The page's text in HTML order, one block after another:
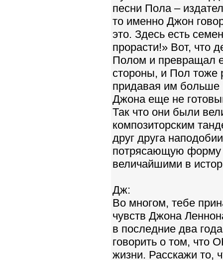
песни Пола –
то именно Джон
это. Здесь есть
прорасти!» Вот, что
Полом и превращал
стороны, и Пол тоже
придавая им больше
Джона еще не
Так что они были
композиторским
друг друга
потрясающую форму
величайшими в
Дж:
Во многом, тебе
чувств Джона
в последние два
говорить о том, что
жизни. Расскажи то,